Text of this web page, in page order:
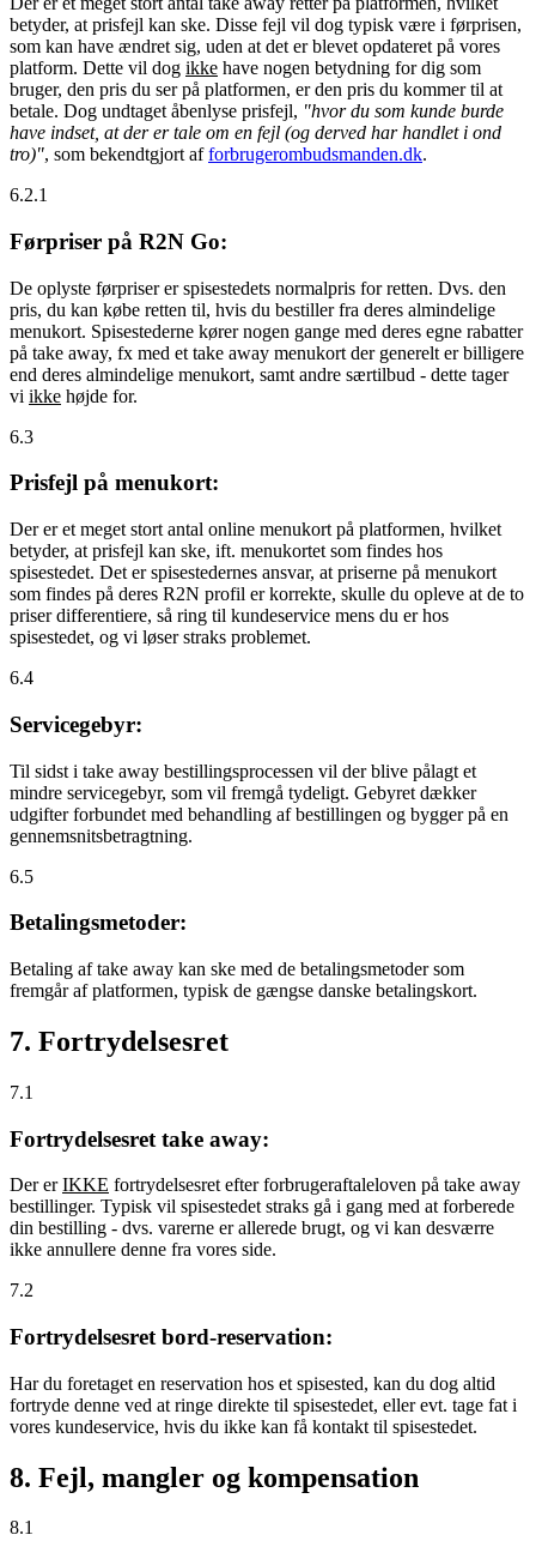
betyder, at prisfejl kan ske. Disse fejl vil dog typisk være i førprisen,
som kan have ændret sig, uden at det er blevet opdateret på vores
platform. Dette vil dog ikke have nogen betydning for dig som
bruger, den pris du ser på platformen, er den pris du kommer til at
betale. Dog undtaget åbenlyse prisfejl, "hvor du som kunde burde
have indset, at der er tale om en fejl (og derved har handlet i ond
tro)", som bekendtgjort afforbrugerombudsmanden.dk.
6.2.1
Førpriser på R2N Go:
De oplyste førpriser er spisestedets normalpris for retten. Dvs. den
pris, du kan købe retten til, hvis du bestiller fra deres almindelige
menukort. Spisestederne kører nogen gange med deres egne rabatter
på take away, fx med et take away menukort der generelt er billigere
end deres almindelige menukort, samt andre særtilbud - dette tager
vi ikke højde for.
6.3
Prisfejl på menukort:
Der er et meget stort antal online menukort på platformen, hvilket
betyder, at prisfejl kan ske, ift. menukortet som findes hos
spisestedet. Det er spisestedernes ansvar, at priserne på menukort
som findes på deres R2N profil er korrekte, skulle du opleve at de to
priser differentiere, så ring til kundeservice mens du er hos
spisestedet, og vi løser straks problemet.
6.4
Servicegebyr:
Til sidst i take away bestillingsprocessen vil der blive pålagt et
mindre servicegebyr, som vil fremgå tydeligt. Gebyret dækker
udgifter forbundet med behandling af bestillingen og bygger på en
gennemsnitsbetragtning.
6.5
Betalingsmetoder:
Betaling af take away kan ske med de betalingsmetoder som
fremgår af platformen, typisk de gængse danske betalingskort.
7. Fortrydelsesret
7.1
Fortrydelsesret take away:
Der erIKKE fortrydelsesret efter forbrugeraftaleloven på take away
bestillinger. Typisk vil spisestedet straks gå i gang med at forberede
din bestilling - dvs. varerne er allerede brugt, og vi kan desværre
ikke annullere denne fra vores side.
7.2
Fortrydelsesret bord-reservation:
Har du foretaget en reservation hos et spisested, kan du dog altid
fortryde denne ved at ringe direkte til spisestedet, eller evt. tage fat i
vores kundeservice, hvis du ikke kan få kontakt til spisestedet.
8. Fejl, mangler og kompensation
8.1